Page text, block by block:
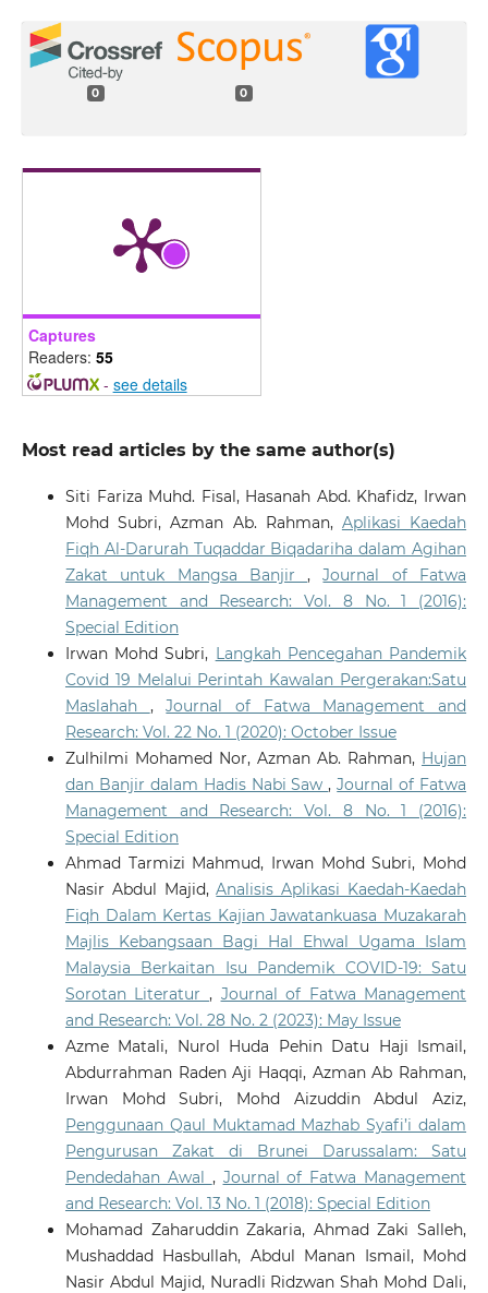
0 0
Captures
Readers: 55
- see details
Most read articles by the same author(s)
Siti Fariza Muhd. Fisal, Hasanah Abd. Khafidz, Irwan
Mohd Subri, Azman Ab. Rahman, Aplikasi Kaedah
Fiqh Al-Darurah Tuqaddar Biqadariha dalam Agihan
Zakat untuk Mangsa Banjir,Journal of Fatwa
Management and Research: Vol. 8 No. 1 (2016):
Special Edition
Irwan Mohd Subri, Langkah Pencegahan Pandemik
Covid 19 Melalui Perintah Kawalan Pergerakan:Satu
Maslahah ,Journal of Fatwa Management and
Research: Vol. 22 No. 1 (2020): October Issue
Zulhilmi Mohamed Nor, Azman Ab. Rahman, Hujan
dan Banjir dalam Hadis Nabi Saw,Journal of Fatwa
Management and Research: Vol. 8 No. 1 (2016):
Special Edition
Ahmad Tarmizi Mahmud, Irwan Mohd Subri, Mohd
Nasir Abdul Majid,Analisis Aplikasi Kaedah-Kaedah
Fiqh Dalam Kertas Kajian Jawatankuasa Muzakarah
Majlis Kebangsaan Bagi Hal Ehwal Ugama Islam
Malaysia Berkaitan Isu Pandemik COVID-19: Satu
Sorotan Literatur , Journal of Fatwa Management
and Research: Vol. 28 No. 2 (2023): May Issue
Azme Matali, Nurol Huda Pehin Datu Haji Ismail,
Abdurrahman Raden Aji Haqqi, Azman Ab Rahman,
Irwan Mohd Subri, Mohd Aizuddin Abdul Aziz,
Penggunaan Qaul Muktamad Mazhab Syafi’i dalam
Pengurusan Zakat di Brunei Darussalam: Satu
Pendedahan Awal , Journal of Fatwa Management
and Research: Vol. 13 No. 1 (2018): Special Edition
Mohamad Zaharuddin Zakaria, Ahmad Zaki Salleh,
Mushaddad Hasbullah, Abdul Manan Ismail, Mohd
Nasir Abdul Majid, Nuradli Ridzwan Shah Mohd Dali,